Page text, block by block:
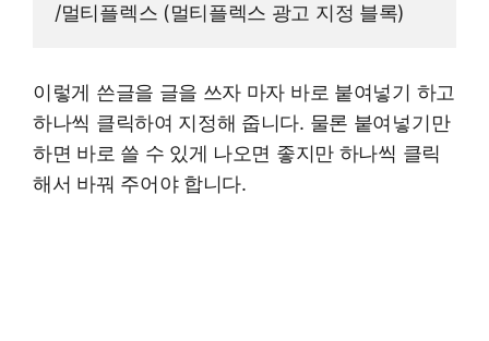
/멀티플렉스 (멀티플렉스 광고 지정 블록)
이렇게 쓴글을 글을 쓰자 마자 바로 붙여넣기 하고
하나씩 클릭하여 지정해 줍니다. 물론 붙여넣기만
하면 바로 쓸 수 있게 나오면 좋지만 하나씩 클릭
해서 바꿔 주어야 합니다.